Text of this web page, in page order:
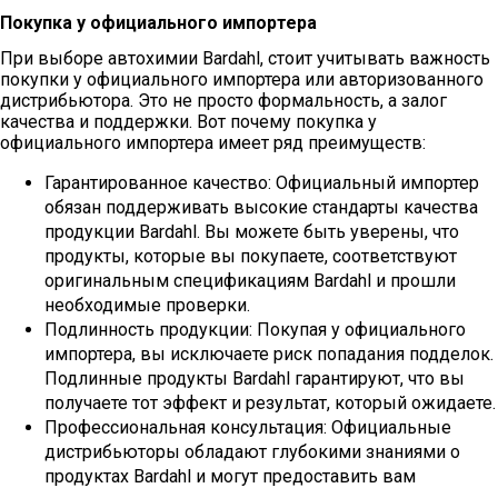
Покупка у официального импортера
При выборе автохимии Bardahl, стоит учитывать важность
покупки у официального импортера или авторизованного
дистрибьютора. Это не просто формальность, а залог
качества и поддержки. Вот почему покупка у
официального импортера имеет ряд преимуществ:
Гарантированное качество: Официальный импортер
обязан поддерживать высокие стандарты качества
продукции Bardahl. Вы можете быть уверены, что
продукты, которые вы покупаете, соответствуют
оригинальным спецификациям Bardahl и прошли
необходимые проверки.
Подлинность продукции: Покупая у официального
импортера, вы исключаете риск попадания подделок.
Подлинные продукты Bardahl гарантируют, что вы
получаете тот эффект и результат, который ожидаете.
Профессиональная консультация: Официальные
дистрибьюторы обладают глубокими знаниями о
продуктах Bardahl и могут предоставить вам